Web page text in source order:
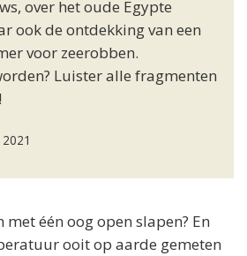
over het oude Egypte
ook de ontdekking van een
voor zeerobben.
Luister alle fragmenten
één oog open slapen? En
ooit op aarde gemeten